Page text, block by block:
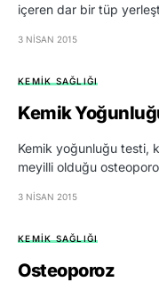
içeren dar bir tüp
3 NISAN 2015
KEMIK SAĞLIĞI
Kemik
Kemik yoğunluğu testi,
meyilli olduğu
3 NISAN 2015
KEMIK SAĞLIĞI
Osteoporoz